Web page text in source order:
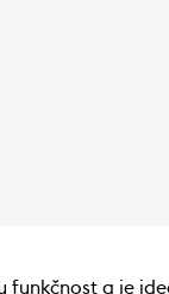
funkčnost a je